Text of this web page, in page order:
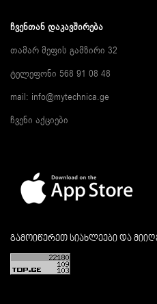
ᲩᲕᲔᲜᲗᲐᲜ ᲓᲐᲙᲐᲕᲨᲘᲠᲔᲑᲐ
თამარ მეფის გამზირი 32
ტელეფონი 568 91 08 48
mail: info@mytechnica.ge
ჩვენი აქციები
გამოიწერეთ სიახლეები და